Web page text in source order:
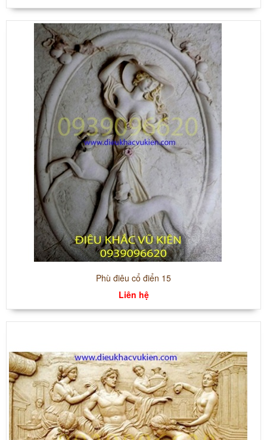
Phù điêu cổ điển 15
Liên hệ